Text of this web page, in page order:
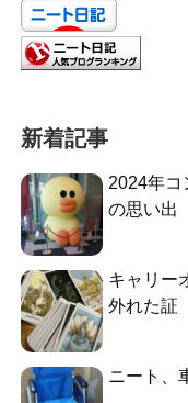
新着記事
2024年コ
の思い出
キャリー
外れた証
ニート、